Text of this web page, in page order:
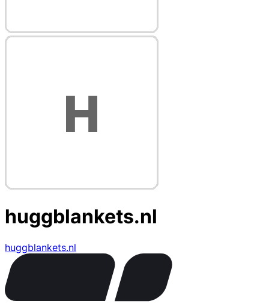
huggblankets.nl
huggblankets.nl